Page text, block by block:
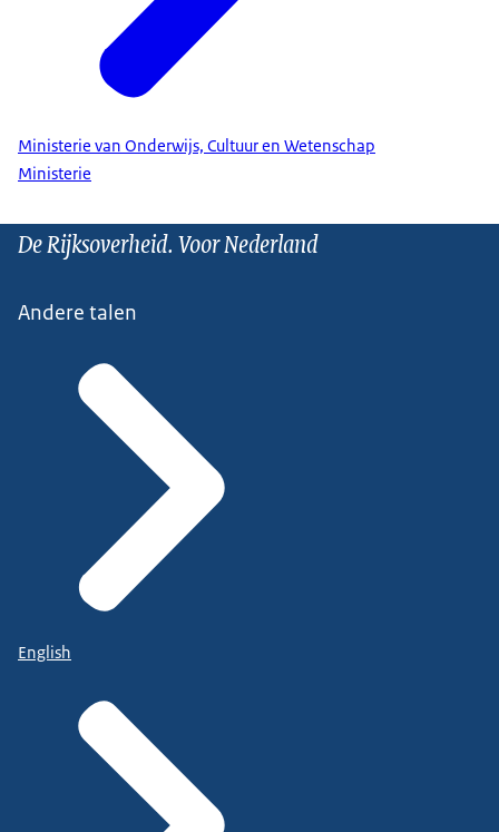
Ministerie van Onderwijs, Cultuur en Wetenschap
Ministerie
De Rijksoverheid. Voor Nederland
Andere talen
English